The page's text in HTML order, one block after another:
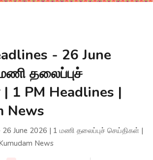
- 26 June
தலைப்புச்
1 PM Headlines |
News
26 June 2026 | 1 மணி தலைப்புச் செய்திகள் |
News